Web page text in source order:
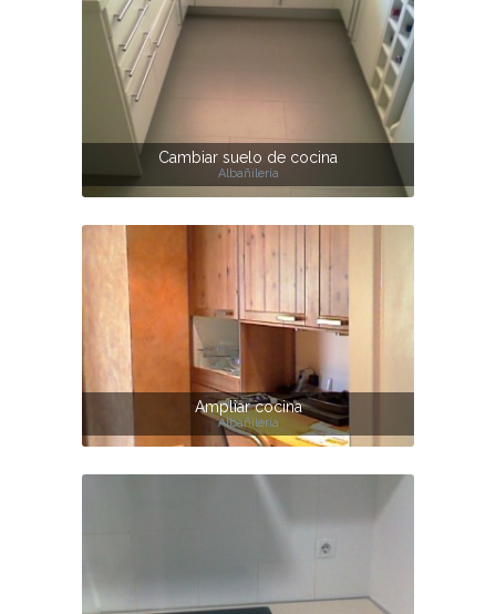
Cambiar suelo de cocina
Albañilería
Ampliar cocina
Albañilería